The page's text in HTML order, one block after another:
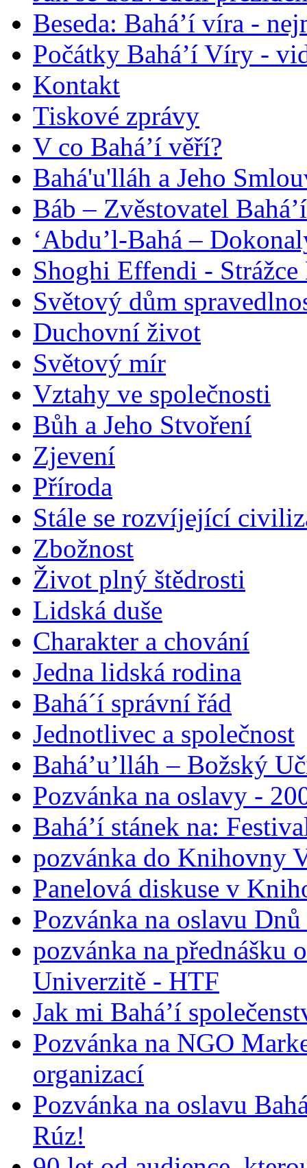
Beseda: Bahá’í víra -
Počátky Bahá’í Víry -
Kontakt
Tiskové zprávy
V co Bahá’í věří?
Bahá'u'lláh a Jeho
Báb – Zvěstovatel
‘Abdu’l-Bahá –
Shoghi Effendi -
Světový dům
Duchovní život
Světový mír
Vztahy ve společnosti
Bůh a Jeho Stvoření
Zjevení
Příroda
Stále se rozvíjející
Zbožnost
Život plný štědrosti
Lidská duše
Charakter a chování
Jedna lidská rodina
Bahá´í správní řád
Jednotlivec a společnost
Bahá’u’lláh – Božský
Pozvánka na oslavy -
Bahá’í stánek na:
pozvánka do Knihovny
Panelová diskuse v
Pozvánka na oslavu
pozvánka na přednášku
Univerzitě - HTF
Jak mi Bahá’í
Pozvánka na NGO
organizací
Pozvánka na oslavu
Rúz!